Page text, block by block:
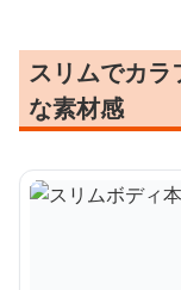
スリムでカ
な素材感